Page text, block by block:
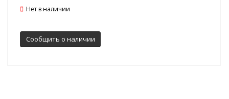
Нет в наличии
Сообщить о наличии